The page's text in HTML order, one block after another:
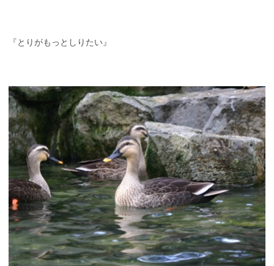
『とりがもっとしりたい』